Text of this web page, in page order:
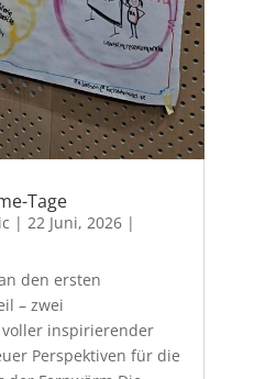
Tage
| 22 Juni, 2026|
den ersten
– zwei
inspirierender
Perspektiven für die